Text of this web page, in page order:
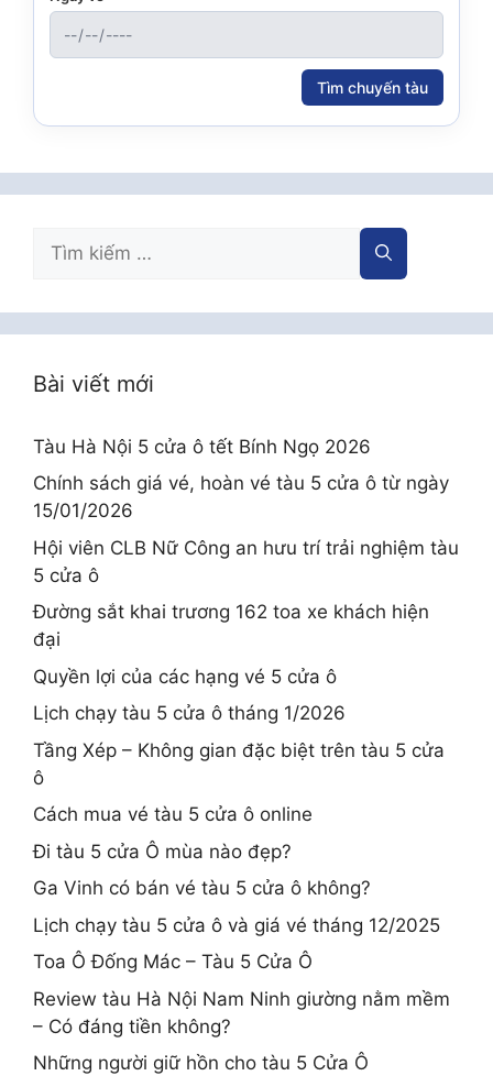
Tìm chuyến tàu
Tìm
kiếm
Bài viết mới
Tàu Hà Nội 5 cửa ô tết Bính Ngọ 2026
Chính sách giá vé, hoàn vé tàu 5 cửa ô từ ngày
15/01/2026
Hội viên CLB Nữ Công an hưu trí trải nghiệm tàu
5 cửa ô
Đường sắt khai trương 162 toa xe khách hiện
đại
Quyền lợi của các hạng vé 5 cửa ô
Lịch chạy tàu 5 cửa ô tháng 1/2026
Tầng Xép – Không gian đặc biệt trên tàu 5 cửa
ô
Cách mua vé tàu 5 cửa ô online
Đi tàu 5 cửa Ô mùa nào đẹp?
Ga Vinh có bán vé tàu 5 cửa ô không?
Lịch chạy tàu 5 cửa ô và giá vé tháng 12/2025
Toa Ô Đống Mác – Tàu 5 Cửa Ô
Review tàu Hà Nội Nam Ninh giường nằm mềm
– Có đáng tiền không?
Những người giữ hồn cho tàu 5 Cửa Ô